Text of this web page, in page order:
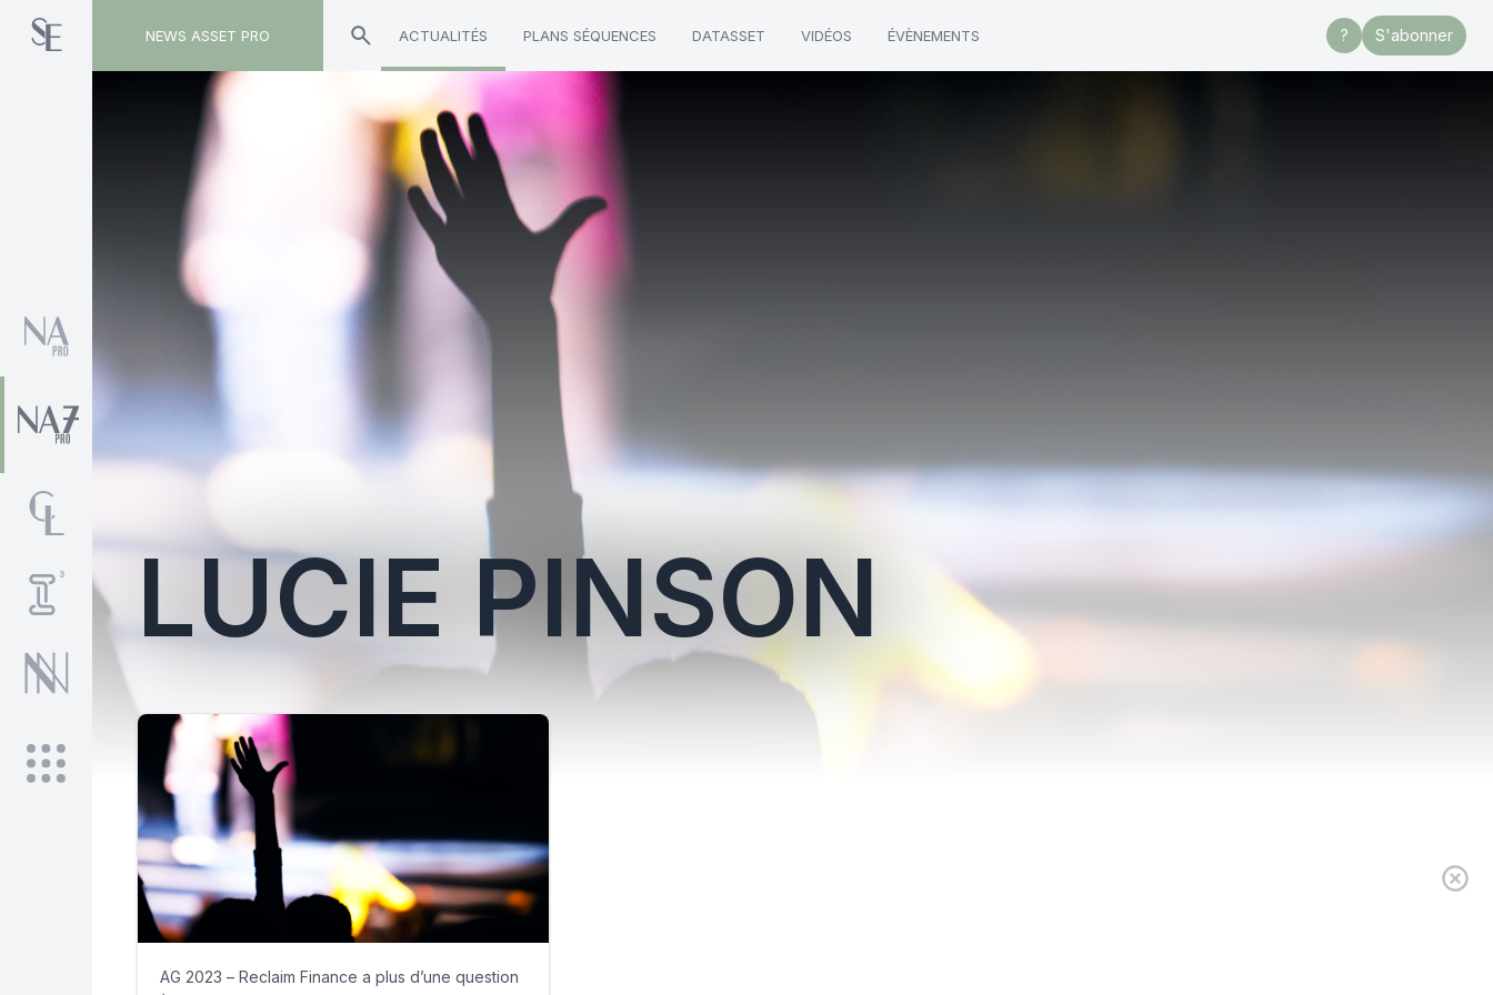
NEWS ASSET PRO ACTUALITÉS PLANS SÉQUENCES DATASSET VIDÉOS ÉVÈNEMENTS ? S'abonner
Toute l'actualité sur le tag "Lucie Pinson"
LUCIE PINSON
AG 2023 – Reclaim Finance a plus d’une question